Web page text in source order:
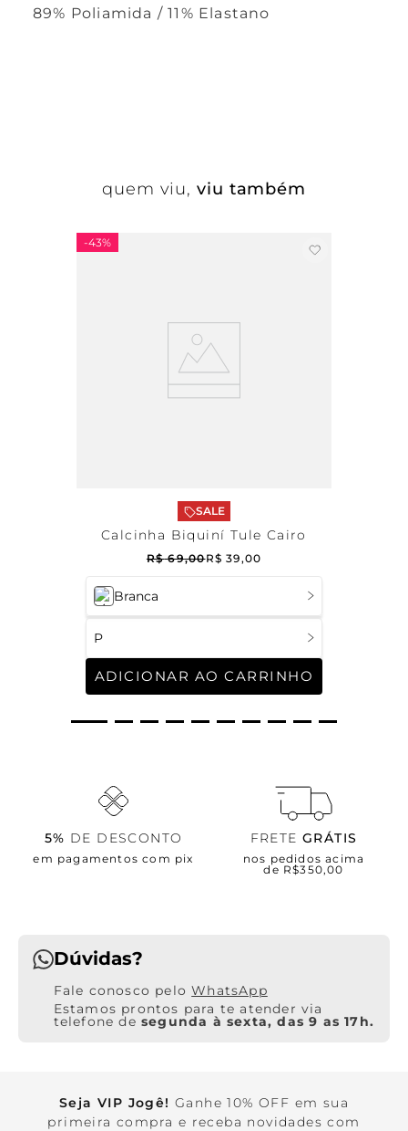
89% Poliamida / 11% Elastano
quem viu, viu também
-43%
Branca
P
ADICIONAR AO CARRINHO
SALE
Calcinha Biquiní Tule Cairo
R$ 69,00R$ 39,00
5% DE DESCONTO
em pagamentos com pix
FRETE GRÁTIS
nos pedidos acima
de R$350,00
Dúvidas?
WhatsApp
Estamos prontos para te atender via
telefone de segunda à sexta, das 9 as 17h.
Seja VIP Jogê! Ganhe 10% OFF em sua
primeira compra e receba novidades com